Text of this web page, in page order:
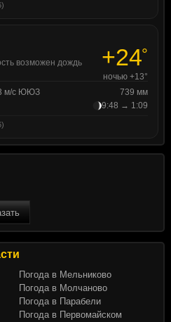
возможен дождь +24°
ночью +13°
м/с ЮЮЗ
739 мм
9:48 → 1:09
Погода в Мельниково
Погода в Молчаново
Погода в Парабели
Погода в Первомайском